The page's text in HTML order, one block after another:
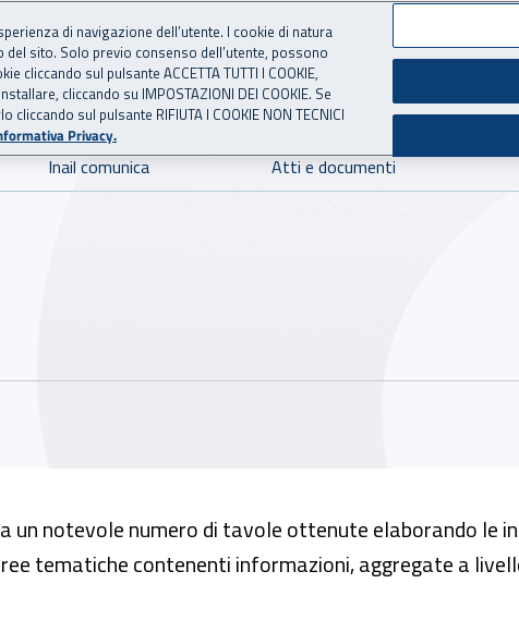
per l'Assicurazione
Inail comunica Atti e documenti
un notevole numero di tavole ottenute elaborando le
tematiche contenenti informazioni, aggregate a
di navigazione dell’utente. I cookie di natura
sito. Solo previo consenso dell’utente, possono
sul pulsante ACCETTA TUTTI I COOKIE,
cliccando su IMPOSTAZIONI DEI COOKIE. Se
sul pulsante RIFIUTA I COOKIE NON TECNICI
Privacy.